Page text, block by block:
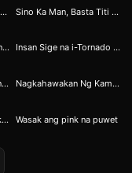
Sarap na Sarap Ang Dayuhan sa Butas ni Kabayan Sino Ka Man, Basta Titi Mo Matigas At Marunong Magdilig — Sinubo Ko Muna Nang Malalim Tapos Sinabi “ipasok Mo Na Sa Kifpy Ko, Diretso Sa Matris Hanggang Mapuno Ako”
Pinagpapalo ni Bobet Ang Pwet ni Millet
52
Insan Sige na i-Tornado mo na yan
Tayuang Iyotan Gangyan Lagi Ang Kanilang Labanan
94
Nagkahawakan Ng Kamay Para Walang Masayang Pag Tinamuran
Tapos Na Ang Lakad-lakad Natin. Pasok Mo Na Nang Malalim At Punuin Mo Ako Nang Mainit Hanggang Sumabog Ka.
108
Wasak ang pink na puwet